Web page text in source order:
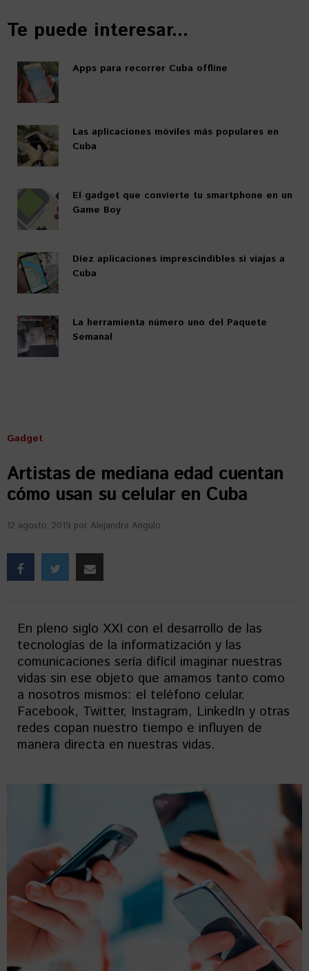
Te puede interesar...
Apps para recorrer Cuba offline
Las aplicaciones móviles más populares en
Cuba
El gadget que convierte tu smartphone en un
Game Boy
Diez aplicaciones imprescindibles si viajas a
Cuba
La herramienta número uno del Paquete
Semanal
Gadget
Artistas de mediana edad cuentan
cómo usan su celular en Cuba
12 agosto, 2019 por Alejandra Angulo
En pleno siglo XXI con el desarrollo de las
tecnologías de la informatización y las
comunicaciones sería difícil imaginar nuestras
vidas sin ese objeto que amamos tanto como
a nosotros mismos: el teléfono celular.
Facebook, Twitter, Instagram, LinkedIn y otras
redes copan nuestro tiempo e influyen de
manera directa en nuestras vidas.